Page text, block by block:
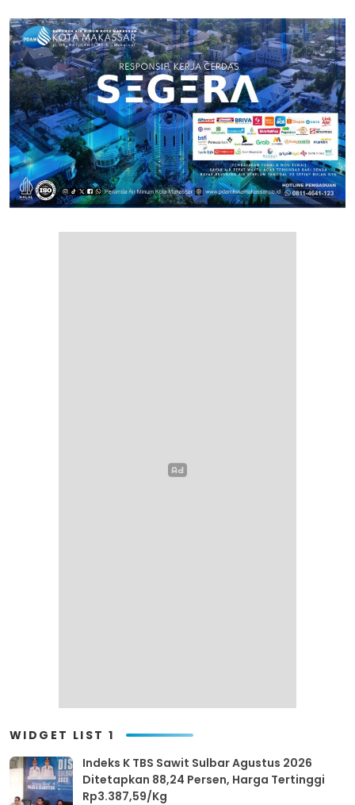
WIDGET LIST 1
Indeks K TBS Sawit Sulbar Agustus 2026
Ditetapkan 88,24 Persen, Harga Tertinggi
Rp3.387,59/Kg